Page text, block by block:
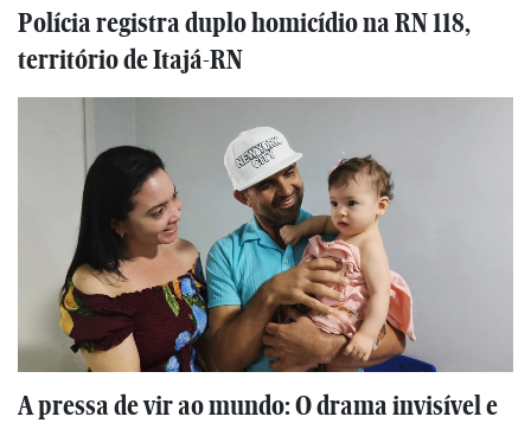
Polícia registra duplo homicídio na RN 118,
território de Itajá-RN
A pressa de vir ao mundo: O drama invisível e